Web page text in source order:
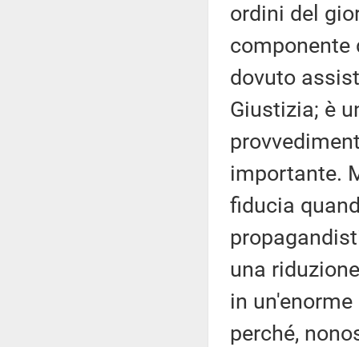
ordini del
componente
dovuto
Giustizia; è
importante.
fiducia
una
in
perché,